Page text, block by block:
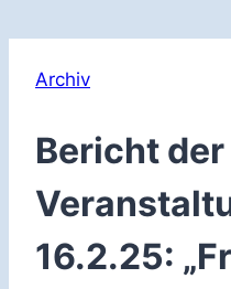
Archiv
Bericht
16.2.25: